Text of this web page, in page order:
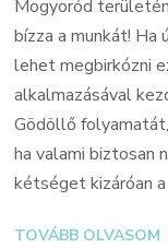
Mogyoród
bízza a munkát! Ha
lehet megbirkózni
alkalmazásával
Gödöllő
ha valami biztosan
kétséget kizáróan
TOVÁBB OLVASOM